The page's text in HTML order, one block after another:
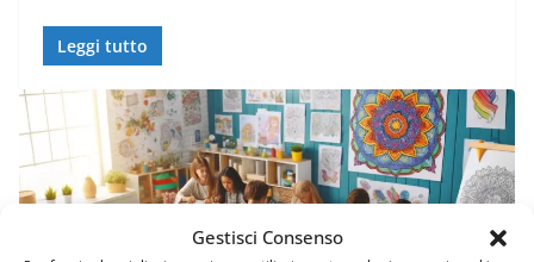
Gestisci Consenso
Leggi tutto